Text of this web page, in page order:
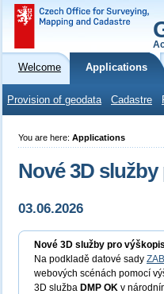
Welcome Applications
Provision of geodata Cadastre
You are here: Applications
Nové 3D
03.06.2026
Nové 3D služby pro
Na podkladě datové sady
webových scénách pomocí
3D služba DMP OK v